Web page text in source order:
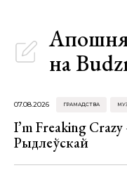
на
07.08.2026 ГРАМАДСТВА
I’m Freaking Crazy
Рыдлеўскай